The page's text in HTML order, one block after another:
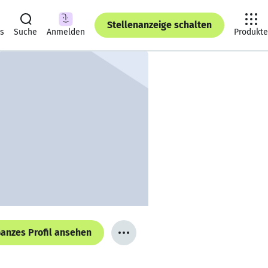
Suche Anmelden
Stellenanzeige schalten
Produkte
Profil ansehen